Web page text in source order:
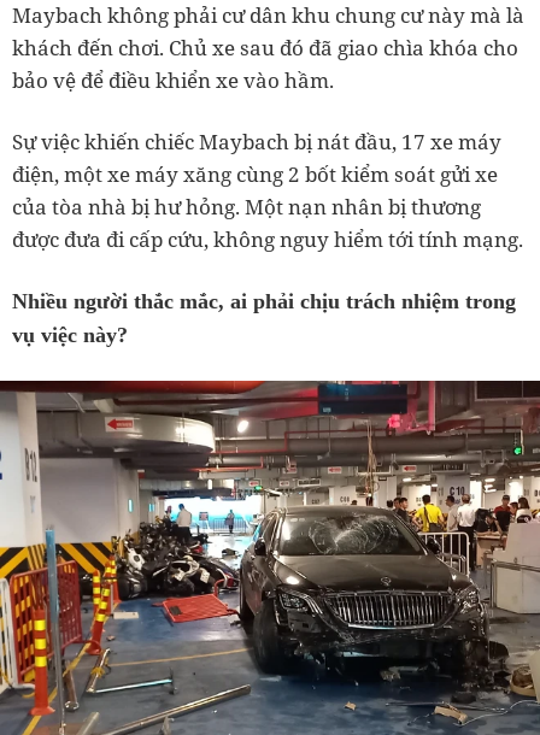
Maybach không phải cư dân khu chung cư này mà là
khách đến chơi. Chủ xe sau đó đã giao chìa khóa cho
bảo vệ để điều khiển xe vào hầm.
Sự việc khiến chiếc Maybach bị nát đầu, 17 xe máy
điện, một xe máy xăng cùng 2 bốt kiểm soát gửi xe
của tòa nhà bị hư hỏng. Một nạn nhân bị thương
được đưa đi cấp cứu, không nguy hiểm tới tính mạng.
Nhiều người thắc mắc, ai phải chịu trách nhiệm trong
vụ việc này?